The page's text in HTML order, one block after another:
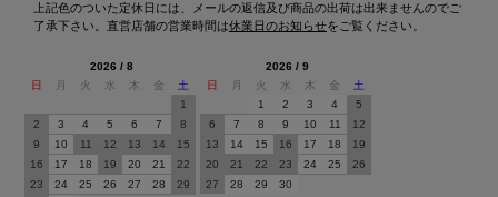
上記色のついた定休日には、メールの返信及び商品の出荷は出来ませんのでご
了承下さい。直営店舗の営業時間は休業日のお知らせをご覧ください。
2026 / 8
日
月 火 水 木 金
土
1
2
3 4 5 6 7
8
9
10 11 12 13 14
15
16
17 18 19 20 21
22
23
24 25 26 27 28
29
2026 / 9
日
月 火 水 木 金
土
1
2 3 4
5
6
7 8 9 10 11
12
13
14 15 16 17 18
19
20
21 22 23 24 25
26
27
28 29 30